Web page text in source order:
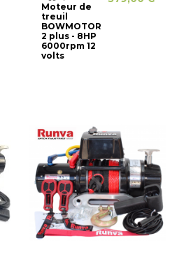
Moteur de
treuil
BOWMOTOR
2 plus - 8HP
6000rpm 12
volts